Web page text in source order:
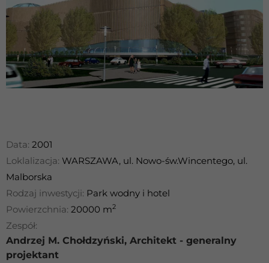
Data: 2001
Loklalizacja: WARSZAWA, ul. Nowo-św.Wincentego, ul.
Malborska
Rodzaj inwestycji: Park wodny i hotel
Powierzchnia: 20000 m2
Zespół:
Andrzej M. Chołdzyński, Architekt - generalny
projektant